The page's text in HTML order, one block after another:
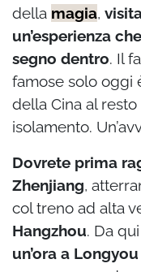
della magia,
un’esperienza
segno dentro. Il
famose solo oggi
della Cina al
isolamento.
Dovrete prima
Zhenjiang,
col treno ad alta
Hangzhou. Da
un’ora a Longyou